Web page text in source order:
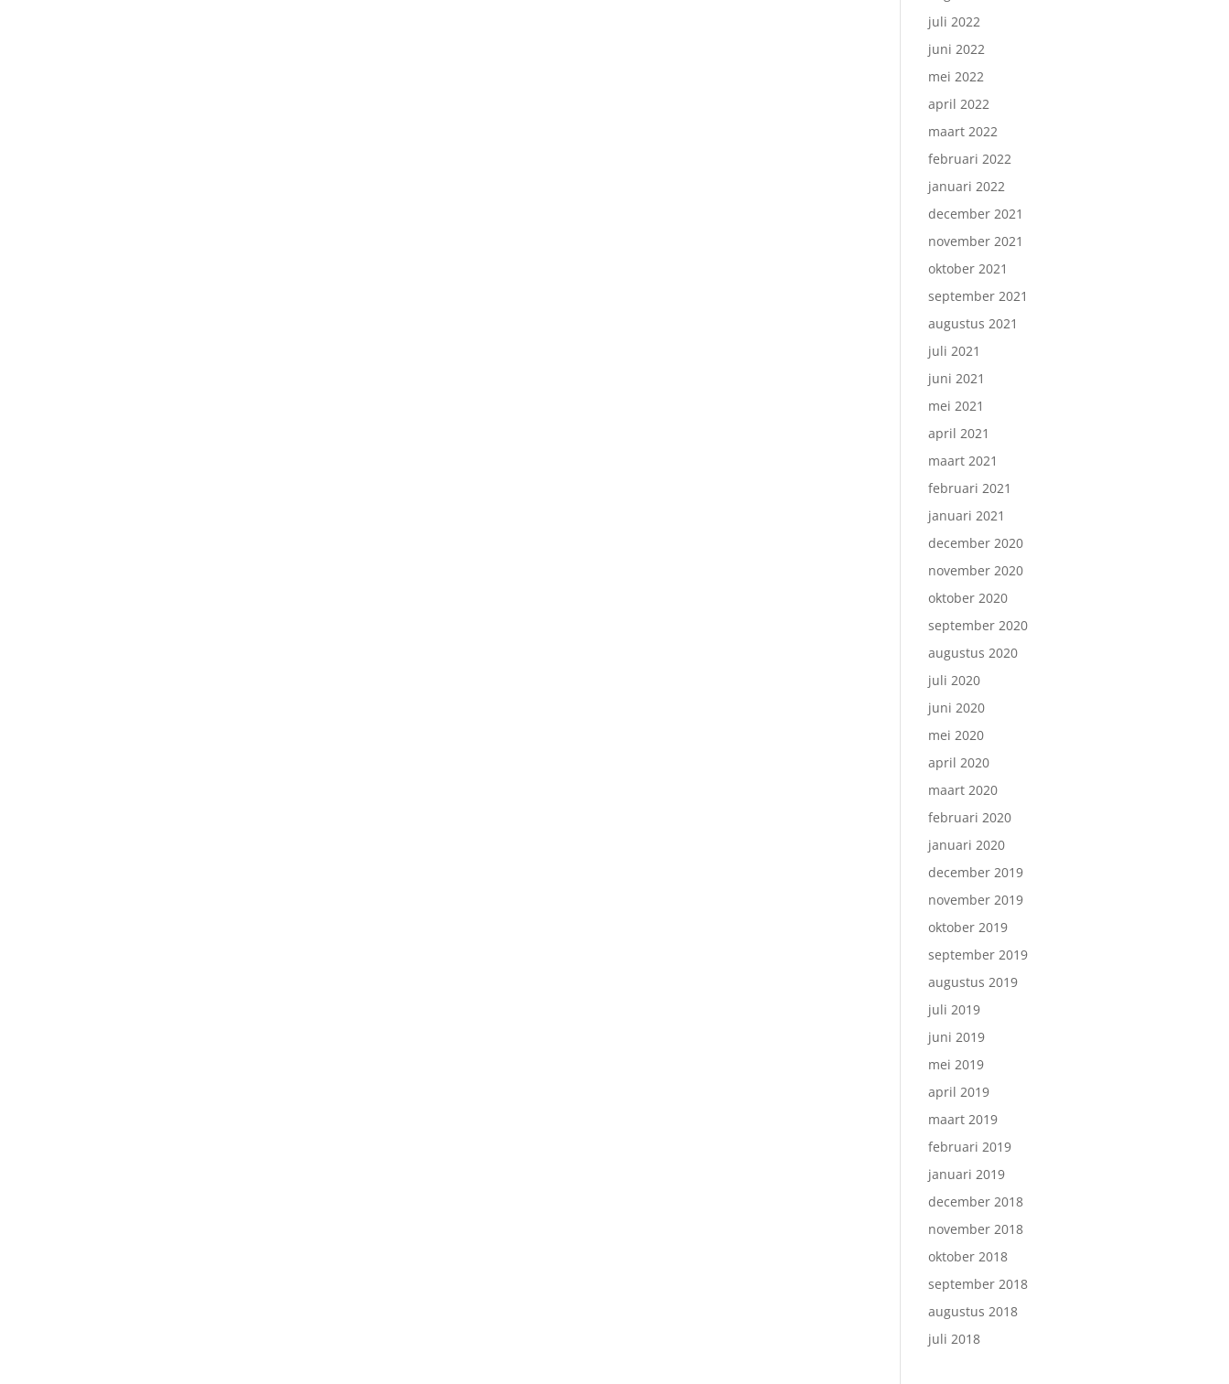
juli 2022
juni 2022
mei 2022
april 2022
maart 2022
februari 2022
januari 2022
december 2021
november 2021
oktober 2021
september 2021
augustus 2021
juli 2021
juni 2021
mei 2021
april 2021
maart 2021
februari 2021
januari 2021
december 2020
november 2020
oktober 2020
september 2020
augustus 2020
juli 2020
juni 2020
mei 2020
april 2020
maart 2020
februari 2020
januari 2020
december 2019
november 2019
oktober 2019
september 2019
augustus 2019
juli 2019
juni 2019
mei 2019
april 2019
maart 2019
februari 2019
januari 2019
december 2018
november 2018
oktober 2018
september 2018
augustus 2018
juli 2018